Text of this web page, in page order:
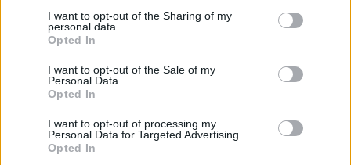
I want to opt-out of the Sharing of my
personal data.
Opted In
I want to opt-out of the Sale of my
Personal Data.
Opted In
I want to opt-out of processing my
Personal Data for Targeted Advertising.
Opted In